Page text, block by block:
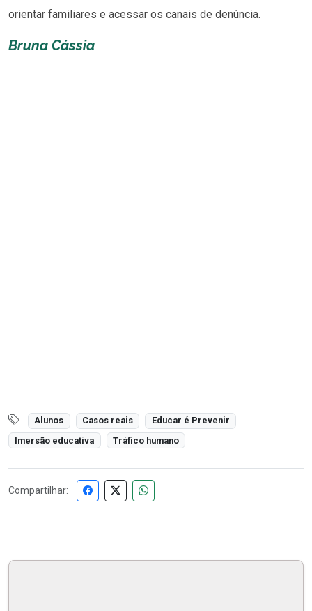
orientar familiares e acessar os canais de denúncia.
Bruna Cássia
Alunos Casos reais
Educar é Prevenir
Imersão educativa
Tráfico humano
Compartilhar: